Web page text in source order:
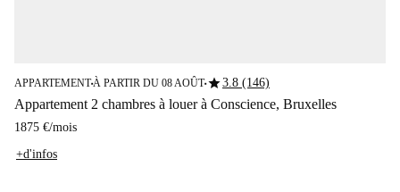
APPARTEMENT■À PARTIR DU 08 AOÛT■star3.8 (146)
Appartement 2 chambres à louer à Conscience, Bruxelles
1875 €/mois
+d'infos